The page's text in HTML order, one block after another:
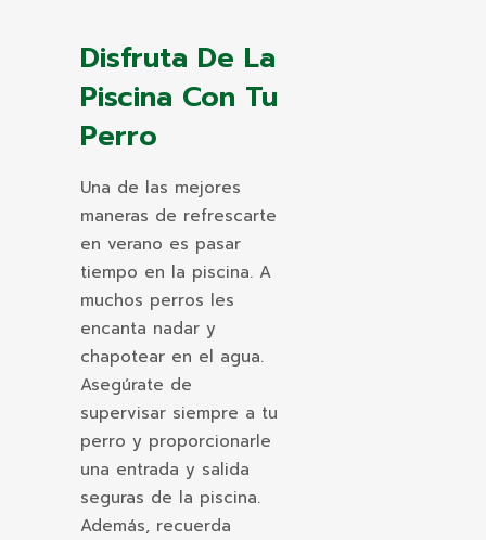
Disfruta De La
Piscina Con Tu
Perro
Una de las mejores
maneras de refrescarte
en verano es pasar
tiempo en la piscina. A
muchos perros les
encanta nadar y
chapotear en el agua.
Asegúrate de
supervisar siempre a tu
perro y proporcionarle
una entrada y salida
seguras de la piscina.
Además, recuerda